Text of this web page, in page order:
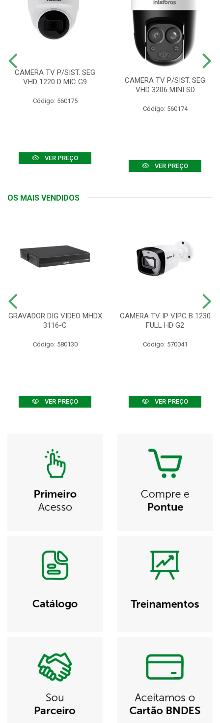
CAMERA TV P/SIST. SEG
VHD 1220 D MIC G9
Código: 560175
VER PREÇO
CAMERA TV P/SIST. SEG
VHD 3206 MINI SD
Código: 560174
VER PREÇO
OS MAIS VENDIDOS
GRAVADOR DIG VIDEO MHDX
3116-C
Código: 580130
VER PREÇO
CAMERA TV IP VIPC B 1230
FULL HD G2
Código: 570041
VER PREÇO